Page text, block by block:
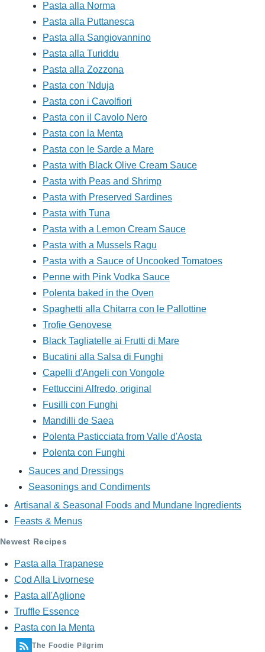
Pasta alla Norma
Pasta alla Puttanesca
Pasta alla Sangiovannino
Pasta alla Turiddu
Pasta alla Zozzona
Pasta con 'Nduja
Pasta con i Cavolfiori
Pasta con il Cavolo Nero
Pasta con la Menta
Pasta con le Sarde a Mare
Pasta with Black Olive Cream Sauce
Pasta with Peas and Shrimp
Pasta with Preserved Sardines
Pasta with Tuna
Pasta with a Lemon Cream Sauce
Pasta with a Mussels Ragu
Pasta with a Sauce of Uncooked Tomatoes
Penne with Pink Vodka Sauce
Polenta baked in the Oven
Spaghetti alla Chitarra con le Pallottine
Trofie Genovese
Black Tagliatelle ai Frutti di Mare
Bucatini alla Salsa di Funghi
Capelli d'Angeli con Vongole
Fettuccini Alfredo, original
Fusilli con Funghi
Mandilli de Saea
Polenta Pasticciata from Valle d'Aosta
Polenta con Funghi
Sauces and Dressings
Seasonings and Condiments
Artisanal & Seasonal Foods and Mundane Ingredients
Feasts & Menus
Newest Recipes
Pasta alla Trapanese
Cod Alla Livornese
Pasta all'Aglione
Truffle Essence
Pasta con la Menta
The Foodie Pilgrim